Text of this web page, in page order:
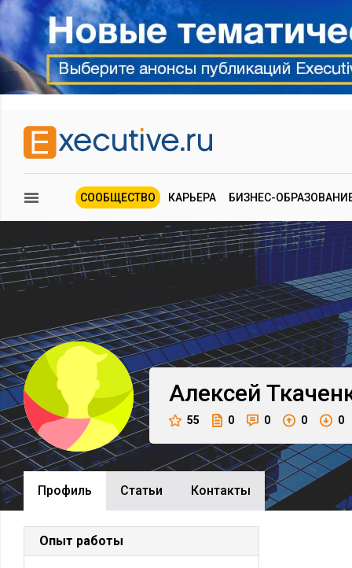
СООБЩЕСТВО КАРЬЕРА БИЗНЕС-
Алексей
55 0 0 0 0
Профиль Cтатьи Контакты
Опыт работы